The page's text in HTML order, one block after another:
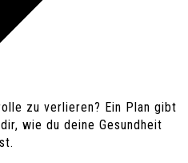
zu verlieren? Ein Plan gibt
wie du deine Gesundheit